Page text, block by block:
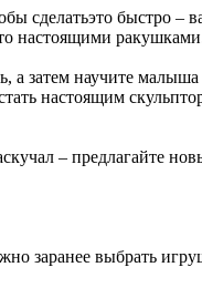
быстро –
настоящими
затем научите
настоящим
– предлагайте
заранее выбрать